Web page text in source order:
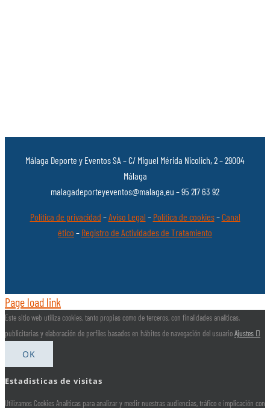
Málaga Deporte y Eventos SA – C/ Miguel Mérida Nicolich, 2 – 29004
Málaga
malagadeporteyeventos@malaga.eu – 95 217 63 92
Política de privacidad –Aviso Legal – Política de cookies–Canal
ético – Registro de Actividades de Tratamiento
Page load link
Este sitio web utiliza cookies, tanto propias como de terceros, con finalidades analíticas,
publicitarias y elaboración de perfiles basados en hábitos de navegación del usuarioAjustes
OK
Estadisticas de visitas
Utilizamos Cookies Analíticas para analizar y medir nuestras audiencias, tráfico e implicación con